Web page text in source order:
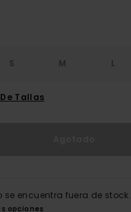
S M L
Tallas
se encuentra fuera de stock.
opciones